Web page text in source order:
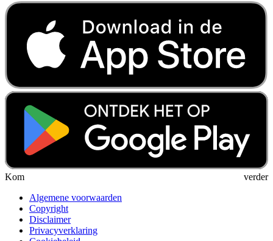
Kom verder
Algemene voorwaarden
Copyright
Disclaimer
Privacyverklaring